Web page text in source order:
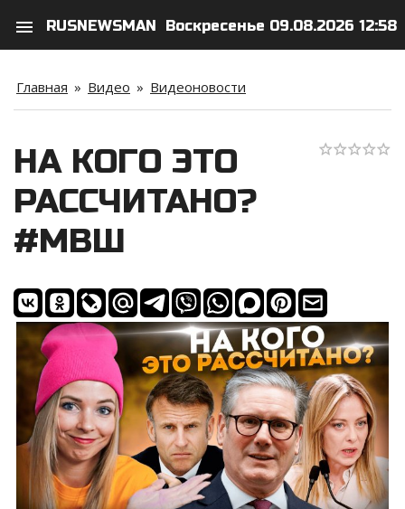
menu RUSNEWSMAN Воскресенье 09.08.2026 12:58
Главная » Видео » Видеоновости
НА КОГО ЭТО
РАССЧИТАНО?
#МВШ